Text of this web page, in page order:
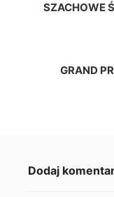
SZACHOWE
GRAND
Dodaj